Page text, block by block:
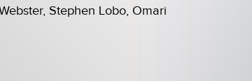
Stephen Lobo, Omari